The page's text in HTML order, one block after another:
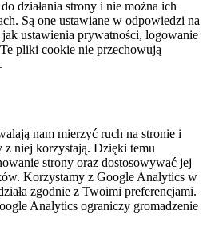
działania strony i nie można ich
Są one ustawiane w odpowiedzi na
ustawienia prywatności, logowanie
pliki cookie nie przechowują
nam mierzyć ruch na stronie i
niej korzystają. Dzięki temu
strony oraz dostosowywać jej
Korzystamy z Google Analytics w
zgodnie z Twoimi preferencjami.
Analytics ograniczy gromadzenie